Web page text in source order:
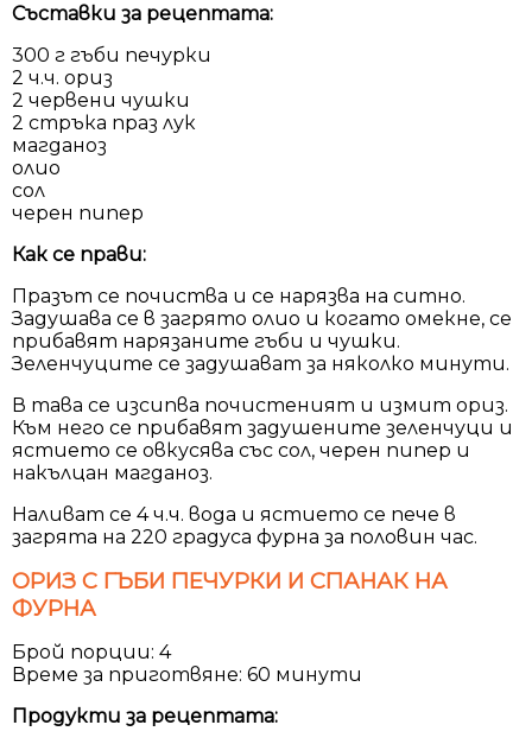
Съставки за рецептата:
300 г гъби печурки
2 ч.ч. ориз
2 червени чушки
2 стръка праз лук
магданоз
олио
сол
черен пипер
Как се прави:
Празът се почиства и се нарязва на ситно.
Задушава се в загрято олио и когато омекне, се
прибавят нарязаните гъби и чушки.
Зеленчуците се задушават за няколко минути.
В тава се изсипва почистеният и измит ориз.
Към него се прибавят задушените зеленчуци и
ястието се овкусява със сол, черен пипер и
накълцан магданоз.
Наливат се 4 ч.ч. вода и ястието се пече в
загрята на 220 градуса фурна за половин час.
ОРИЗ С ГЪБИ ПЕЧУРКИ И СПАНАК НА
ФУРНА
Брой порции: 4
Време за приготвяне: 60 минути
Продукти за рецептата: